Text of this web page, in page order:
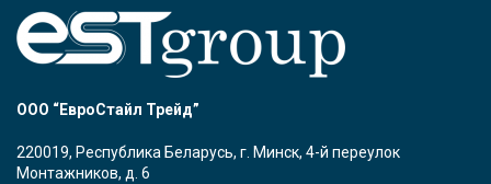
ООО “ЕвроСтайл Трейд”
220019, Республика Беларусь, г. Минск, 4-й переулок
Монтажников, д. 6